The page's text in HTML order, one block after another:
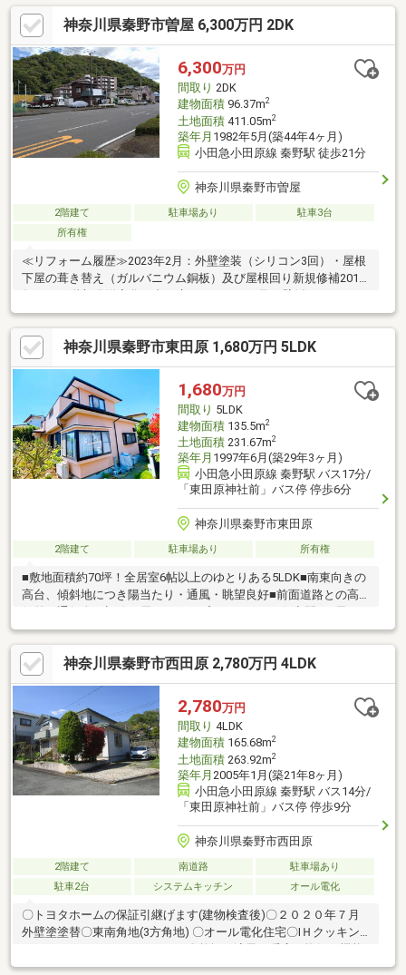
向きバルコニー■家庭菜園やガーデニングなどが楽しめるお庭付
き■駐車スペース1台分あり(車種による)■南側幅員約4.5mの道路
に面しています■旧分譲地内の閑静な住宅地◆リフォーム内容
◆・外装、内装一式◆周辺環境◆・とりいまつ公園まで徒歩2
分・クリエイトエス・ディー秦野高校前店まで徒歩7分・秦野市立
広畑小学校まで徒歩12分
神奈川県秦野市曽屋 6,300万円 2DK
6,300万円
間取り 2DK
建物面積96.37m2
土地面積411.05m2
築年月 1982年5月(築44年4ヶ月)
小田急小田原線 秦野駅 徒歩21分
神奈川県秦野市曽屋
2階建て 駐車場あり
駐車3台
所有権
≪リフォーム履歴≫2023年2月：外壁塗装（シリコン3回）・屋根
下屋の葺き替え（ガルバニウム銅板）及び屋根回り新規修補2016
インフォメーション≫ローソンスリーエフ秦野曽屋店…約200mロ
ピア秦野店…約260mイオン秦野店…約1200mクリエイトSD秦野大
秦町店…約1100m東名秦野IC…約2200m
神奈川県秦野市東田原 1,680万円 5LDK
1,680万円
間取り 5LDK
建物面積135.5m2
土地面積231.67m2
築年月 1997年6月(築29年3ヶ月)
小田急小田原線 秦野駅 バス17分/
「東田原神社前」バス停 停歩6分
神奈川県秦野市東田原
2階建て 駐車場あり 所有権
■敷地面積約70坪！全居室6帖以上のゆとりある5LDK■南東向きの
高台、傾斜地につき陽当たり・通風・眺望良好■前面道路との高
らお車を守るシャッター付地下車庫1台分（※大きさ制限有）■緑
と調和した閑静な住宅地に立地■陽当たりの良いお庭付き■柔らか
な陽射しが届く趣のある広縁■徒歩圏内に保育園、小学校、スー
パー、ドラッグストア等有り【LIFE INFORMATION】■東小学校
約1500m徒歩19分 ■東中学校 約1660m徒歩21分
神奈川県秦野市西田原 2,780万円 4LDK
2,780万円
間取り 4LDK
建物面積165.68m2
土地面積263.92m2
築年月 2005年1月(築21年8ヶ月)
小田急小田原線 秦野駅 バス14分/
「東田原神社前」バス停 停歩9分
神奈川県秦野市西田原
2階建て 南道路
駐車場あり
駐車2台
システムキッチン オール電化
〇トヨタホームの保証引継げます(建物検査後)〇２０２０年７月
外壁塗塗替〇東南角地(3方角地) 〇オール電化住宅〇ⅠＨクッキン
付、システムバス〇リビング上部が吹抜、解放感のある空間〇陽